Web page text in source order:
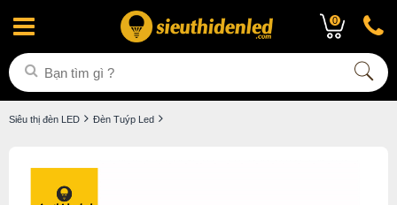
0
Siêu thị đèn LED Đèn Tuýp Led